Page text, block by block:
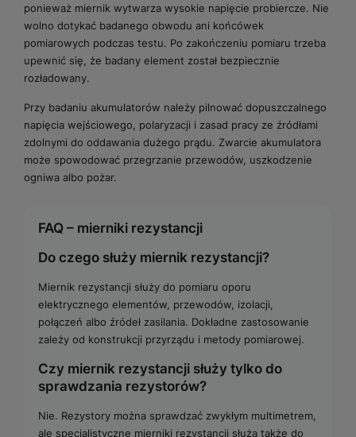
ponieważ miernik wytwarza wysokie napięcie probiercze. Nie
wolno dotykać badanego obwodu ani końcówek
pomiarowych podczas testu. Po zakończeniu pomiaru trzeba
upewnić się, że badany element został bezpiecznie
rozładowany.
Przy badaniu akumulatorów należy pilnować dopuszczalnego
napięcia wejściowego, polaryzacji i zasad pracy ze źródłami
zdolnymi do oddawania dużego prądu. Zwarcie akumulatora
może spowodować przegrzanie przewodów, uszkodzenie
ogniwa albo pożar.
FAQ – mierniki rezystancji
Do czego służy miernik rezystancji?
Miernik rezystancji służy do pomiaru oporu
elektrycznego elementów, przewodów, izolacji,
połączeń albo źródeł zasilania. Dokładne zastosowanie
zależy od konstrukcji przyrządu i metody pomiarowej.
Czy miernik rezystancji służy tylko do
sprawdzania rezystorów?
Nie. Rezystory można sprawdzać zwykłym multimetrem,
ale specjalistyczne mierniki rezystancji służą także do